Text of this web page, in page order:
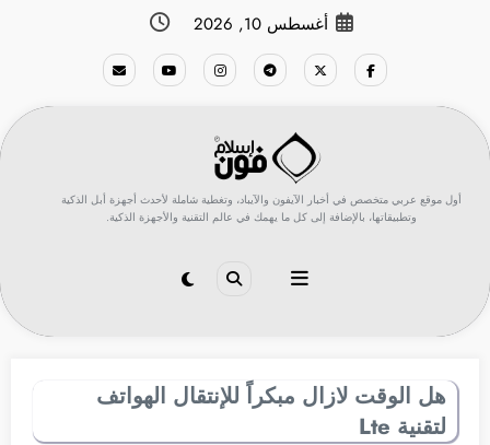
أغسطس 10, 2026
أول موقع عربي متخصص في أخبار الآيفون والآيباد، وتغطية شاملة لأحدث أجهزة أبل الذكية
وتطبيقاتها، بالإضافة إلى كل ما يهمك في عالم التقنية والأجهزة الذكية.
هل الوقت لازال مبكراً للإنتقال الهواتف
لتقنية Lte